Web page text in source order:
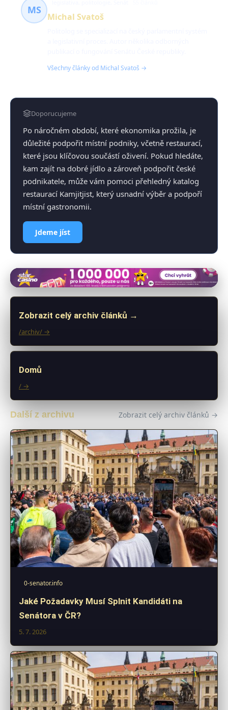
MS
Michal Svatoš
Všechny články od Michal Svatoš →
Doporucujeme
Po náročném období, které ekonomika prožila, je
důležité podpořit místní podniky, včetně restaurací,
které jsou klíčovou součástí oživení. Pokud hledáte,
kam zajít na dobré jídlo a zároveň podpořit české
podnikatele, může vám pomoci přehledný katalog
restaurací Kamjitjist, který usnadní výběr a podpoří
místní gastronomii.
Jdeme jíst
Zobrazit celý archiv článků →
/archiv/ →
Domů
/ →
Další z archivu Zobrazit celý archiv článků →
0-senator.info
Jaké Požadavky Musí Splnit Kandidáti na
Senátora v ČR?
5. 7. 2026